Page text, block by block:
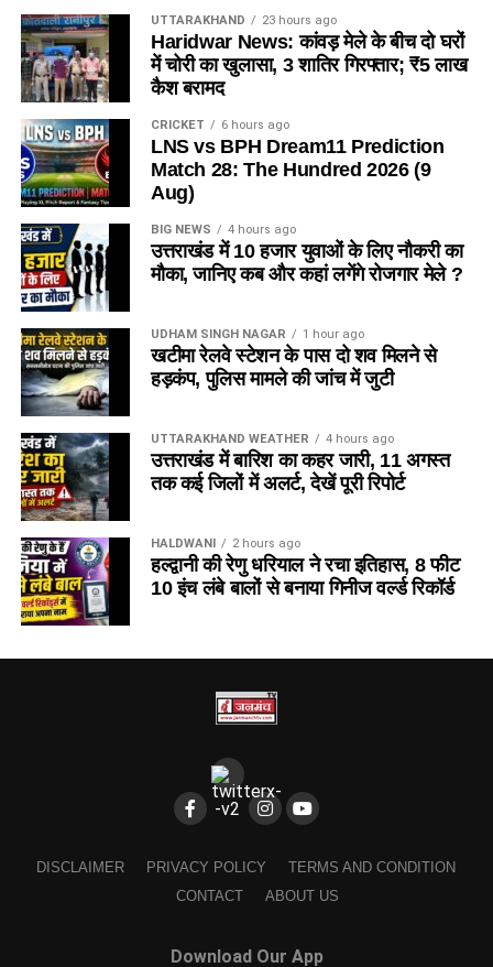
UTTARAKHAND 23 hours ago
Haridwar News: कांवड़ मेले के बीच दो घरों
में चोरी का खुलासा, 3 शातिर गिरफ्तार; ₹5 लाख
कैश बरामद
CRICKET 6 hours ago
LNS vs BPH Dream11 Prediction
Match 28: The Hundred 2026 (9
Aug)
BIG NEWS 4 hours ago
उत्तराखंड में 10 हजार युवाओं के लिए नौकरी का
मौका, जानिए कब और कहां लगेंगे रोजगार मेले ?
UDHAM SINGH NAGAR 1 hour ago
खटीमा रेलवे स्टेशन के पास दो शव मिलने से
हड़कंप, पुलिस मामले की जांच में जुटी
UTTARAKHAND WEATHER 4 hours ago
उत्तराखंड में बारिश का कहर जारी, 11 अगस्त
तक कई जिलों में अलर्ट, देखें पूरी रिपोर्ट
HALDWANI 2 hours ago
हल्द्वानी की रेणु धरियाल ने रचा इतिहास, 8 फीट
10 इंच लंबे बालों से बनाया गिनीज वर्ल्ड रिकॉर्ड
DISCLAIMER PRIVACY POLICY
TERMS AND CONDITION
CONTACT
ABOUT US
Download Our App